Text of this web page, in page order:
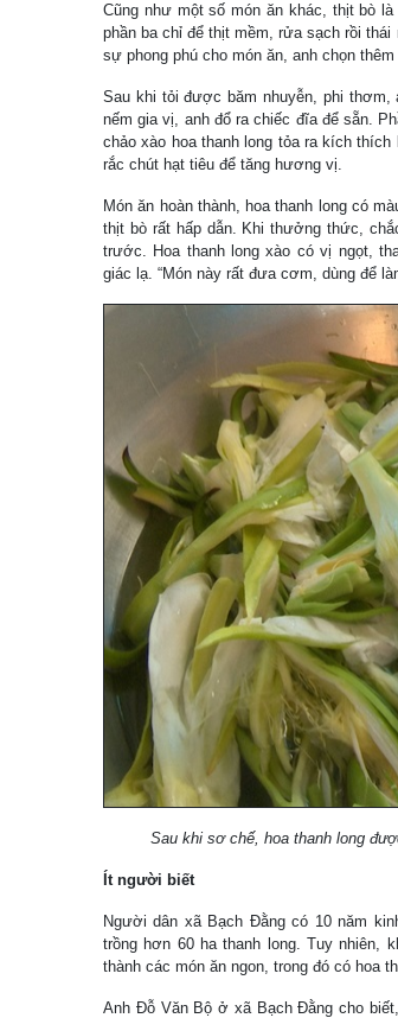
Cũng như một số món ăn khác, thịt bò
phần ba chỉ để thịt mềm, rửa sạch rồi thái
sự phong phú cho món ăn, anh chọn
Sau khi tỏi được băm nhuyễn, phi thơm,
nếm gia vị, anh đổ ra chiếc đĩa để sẵn.
chảo xào hoa thanh long tỏa ra kích
rắc chút hạt tiêu để tăng hương vị.
Món ăn hoàn thành, hoa thanh long có
thịt bò rất hấp dẫn. Khi thưởng thức,
trước. Hoa thanh long xào có vị ngọt,
giác lạ. “Món này rất đưa cơm, dùng để
Sau khi sơ chế, hoa thanh long
Ít người biết
Người dân xã Bạch Đằng có 10 năm
trồng hơn 60 ha thanh long. Tuy nhiên,
thành các món ăn ngon, trong đó có hoa
Anh Đỗ Văn Bộ ở xã Bạch Đằng cho